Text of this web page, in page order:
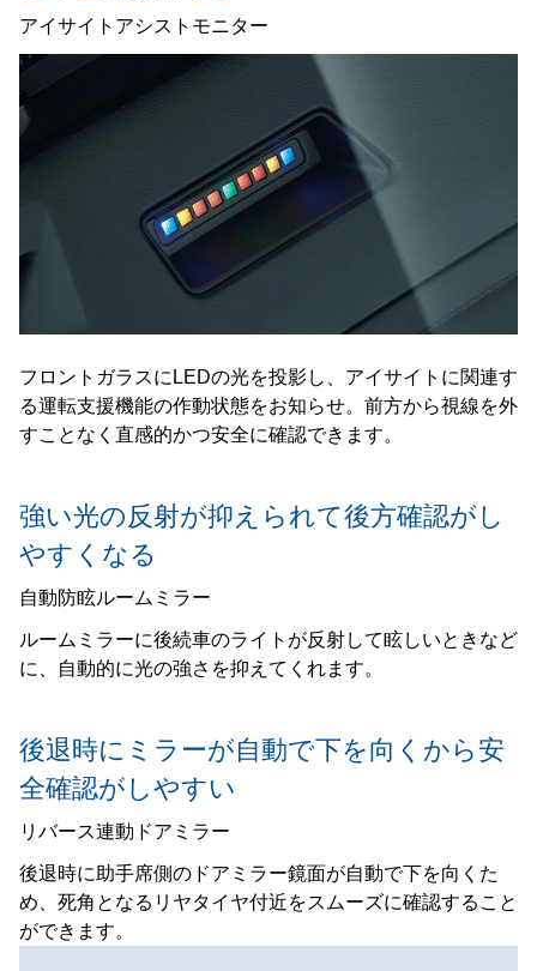
アイサイトアシストモニター
フロントガラスにLEDの光を投影し、アイサイトに関連す
る運転支援機能の作動状態をお知らせ。前方から視線を外
すことなく直感的かつ安全に確認できます。
強い光の反射が抑えられて後方確認がし
やすくなる
自動防眩ルームミラー
ルームミラーに後続車のライトが反射して眩しいときなど
に、自動的に光の強さを抑えてくれます。
後退時にミラーが自動で下を向くから安
全確認がしやすい
リバース連動ドアミラー
後退時に助手席側のドアミラー鏡面が自動で下を向くた
め、死角となるリヤタイヤ付近をスムーズに確認すること
ができます。